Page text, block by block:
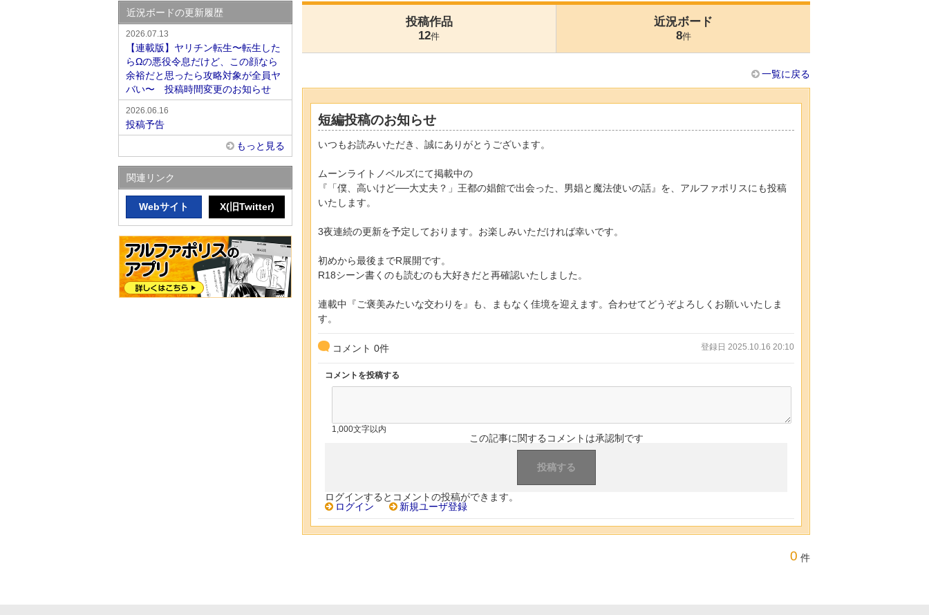
投稿作品
12件
近況ボード
8件
一覧に戻る
短編投稿のお知らせ
いつもお読みいただき、誠にありがとうございます。
ムーンライトノベルズにて掲載中の
『「僕、高いけど──大丈夫？」王都の娼館で出会った、男娼と魔法使いの話』を、アルファポリスにも投稿
いたします。
3夜連続の更新を予定しております。お楽しみいただければ幸いです。
初めから最後までR展開です。
R18シーン書くのも読むのも大好きだと再確認いたしました。
連載中『ご褒美みたいな交わりを』も、まもなく佳境を迎えます。合わせてどうぞよろしくお願いいたしま
す。
コメント 0件 登録日 2025.10.16 20:10
コメントを投稿する
1,000文字以内
この記事に関するコメントは承認制です
ログインするとコメントの投稿ができます。
ログイン
新規ユーザ登録
0 件
近況ボードの更新履歴
2026.07.13
【連載版】ヤリチン転生〜転生した
らΩの悪役令息だけど、この顔なら
余裕だと思ったら攻略対象が全員ヤ
バい〜 投稿時間変更のお知らせ
2026.06.16
投稿予告
もっと見る
関連リンク
Webサイト X(旧Twitter)